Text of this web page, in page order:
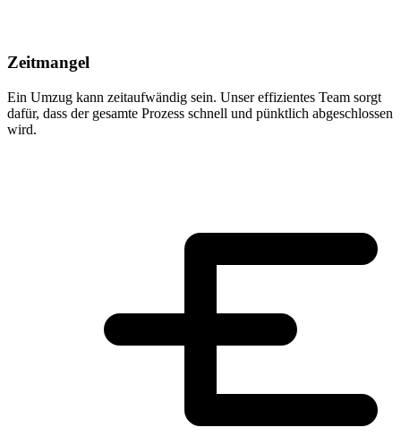
Zeitmangel
Ein Umzug kann zeitaufwändig sein. Unser effizientes Team sorgt
dafür, dass der gesamte Prozess schnell und pünktlich abgeschlossen
wird.